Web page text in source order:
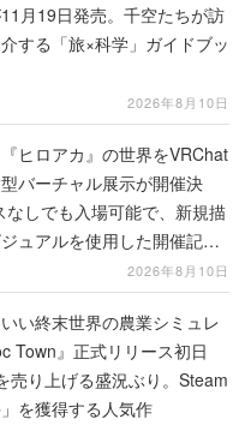
月19日発売。千空たちが訪
する「旅×科学」ガイドブッ
2026年8月10日
『ヒロアカ』の世界をVRChat
バーチャル展示が開催決
なしでも入場可能で、新規描
ュアルを使用した開催記念
2026年8月10日
い終末世界の農業シミュレ
Town』正式リリース初日
売り上げる盛況ぶり。Steam
を獲得する人気作